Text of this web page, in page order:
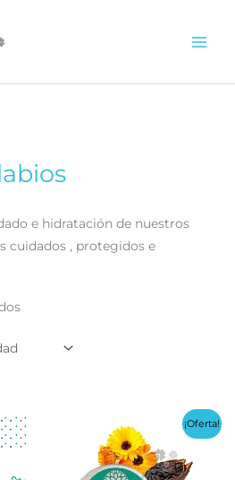
e hidratación de nuestros
cuidados , protegidos e
Ordenado
¡Oferta!